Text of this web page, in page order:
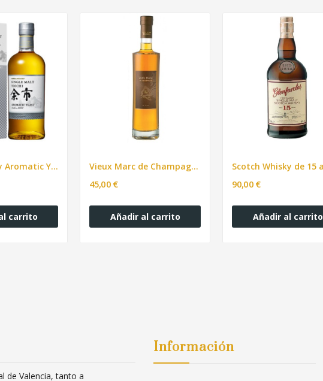
Nikka Whisky Aromatic Yeast YOICHI 700ml
carrito
Vieux Marc de Champagne L’ Empereur bot.70cl
45,00 €
Añadir al carrito
90,00 €
Añadir al carrito
de Valencia, tanto a
Información